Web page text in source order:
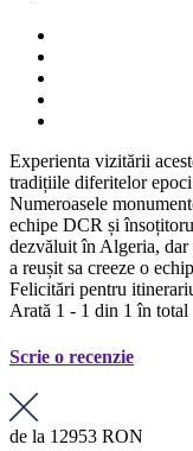
Experienta vizitării
tradițiile diferitelor
Numeroasele
echipe DCR și
dezvăluit în Algeria, dar
a reușit sa creeze o
Felicitări pentru
Arată 1 - 1 din 1 în total
Scrie o recenzie
de la 12953 RON